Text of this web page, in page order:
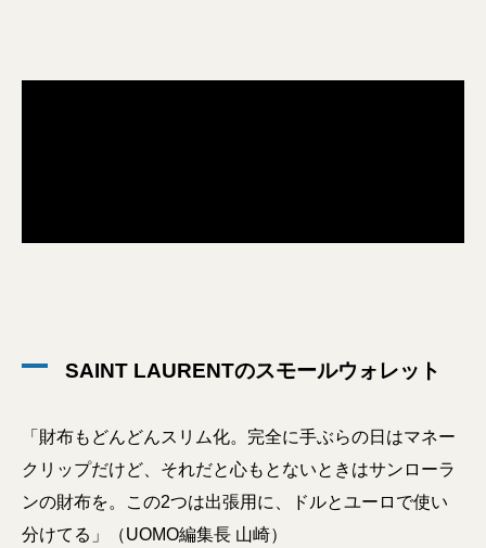
SAINT LAURENTのスモールウォレット
「財布もどんどんスリム化。完全に手ぶらの日はマネー
クリップだけど、それだと心もとないときはサンローラ
ンの財布を。この2つは出張用に、ドルとユーロで使い
分けてる」（UOMO編集長 山崎）